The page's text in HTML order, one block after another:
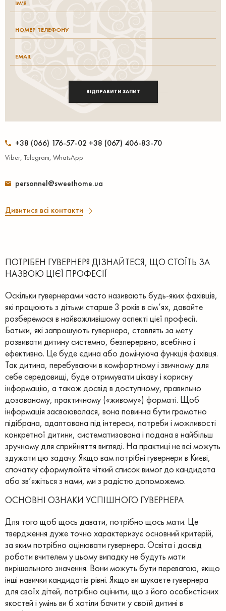
+38 (066) 176-57-02 +38 (067) 406-83-70
Viber, Telegram, WhatsApp
personnel@sweethome.ua
Дивитися всі контакти
ВІДПРАВИТИ ЗАПИТ
ПОТРІБЕН ГУВЕРНЕР? ДІЗНАЙТЕСЯ, ЩО СТОЇТЬ ЗА
НАЗВОЮ ЦІЄЇ ПРОФЕСІЇ
Оскільки гувернерами часто називають будь-яких фахівців,
які працюють з дітьми старше 3 років в сім’ях, давайте
розберемося в найважливішому аспекті цієї професії.
Батьки, які запрошують гувернера, ставлять за мету
розвивати дитину системно, безперервно, всебічно і
ефективно. Це буде єдина або домінуюча функція фахівця.
Так дитина, перебуваючи в комфортному і звичному для
себе середовищі, буде отримувати цікаву і корисну
інформацію, а також досвід в доступному, правильно
дозованому, практичному («живому») форматі. Щоб
інформація засвоювалася, вона повинна бути грамотно
підібрана, адаптована під інтереси, потреби і можливості
конкретної дитини, систематизована і подана в найбільш
зручному для сприйняття вигляді. На практиці не всі можуть
здужати цю задачу. Якщо вам потрібні гувернери в Києві,
спочатку сформулюйте чіткий список вимог до кандидата
або зв’яжіться з нами, ми з радістю допоможемо.
ОСНОВНІ ОЗНАКИ УСПІШНОГО ГУВЕРНЕРА
Для того щоб щось давати, потрібно щось мати. Це
твердження дуже точно характеризує основний критерій,
за яким потрібно оцінювати гувернера. Освіта і досвід
роботи вчителем у цьому випадку не будуть мати
вирішального значення. Вони можуть бути перевагою, якщо
інші навички кандидатів рівні. Якщо ви шукаєте гувернера
для своїх дітей, потрібно оцінити, що з його особистісних
якостей і умінь ви б хотіли бачити у своїй дитині в